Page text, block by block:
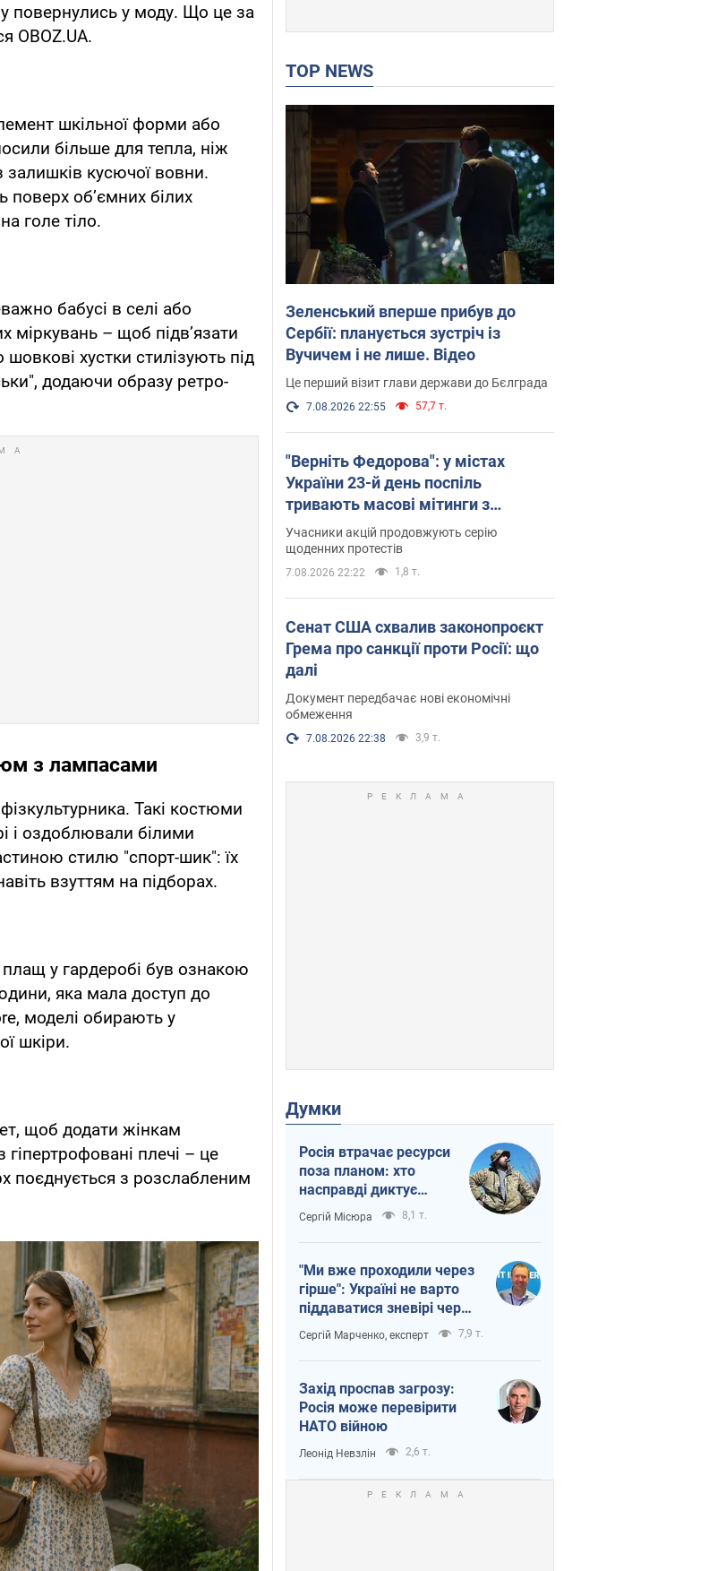
повернулись у моду. Що це за
OBOZ.UA.
шкільної форми або
більше для тепла, ніж
залишків кусючої вовни.
поверх об’ємних білих
голе тіло.
бабусі в селі або
міркувань – щоб підв’язати
хустки стилізують під
додаючи образу ретро-
з лампасами
Такі костюми
і оздоблювали білими
стилю "спорт-шик": їх
взуттям на підборах.
у гардеробі був ознакою
яка мала доступ до
моделі обирають у
шкіри.
щоб додати жінкам
гіпертрофовані плечі – це
поєднується з розслабленим
TOP NEWS
Зеленський вперше прибув до
Сербії: планується зустріч із
Вучичем і не лише. Відео
Це перший візит глави держави до Бєлграда
7.08.2026 22:55 57,7 т.
"Верніть Федорова": у містах
України 23-й день поспіль
тривають масові мітинги з
картонками. Фото і відео
Учасники акцій продовжують серію
щоденних протестів
7.08.2026 22:22 1,8 т.
Сенат США схвалив законопроєкт
Грема про санкції проти Росії: що
далі
Документ передбачає нові економічні
обмеження
7.08.2026 22:38 3,9 т.
Думки
Росія втрачає ресурси
поза планом: хто
насправді диктує
темп війни
Сергій Місюра 8,1 т.
"Ми вже проходили через
гірше": Україні не варто
піддаватися зневірі через
ракетний терор
Сергій Марченко, експерт 7,9 т.
Захід проспав загрозу:
Росія може перевірити
НАТО війною
Леонід Невзлін 2,6 т.